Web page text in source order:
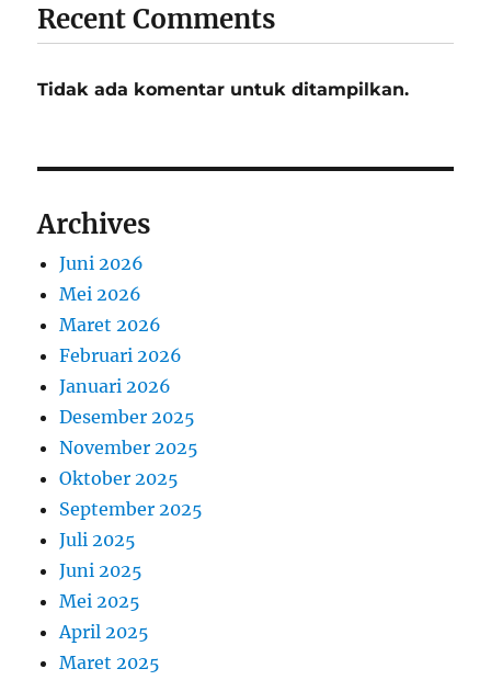
Recent Comments
Tidak ada komentar untuk ditampilkan.
Archives
Juni 2026
Mei 2026
Maret 2026
Februari 2026
Januari 2026
Desember 2025
November 2025
Oktober 2025
September 2025
Juli 2025
Juni 2025
Mei 2025
April 2025
Maret 2025